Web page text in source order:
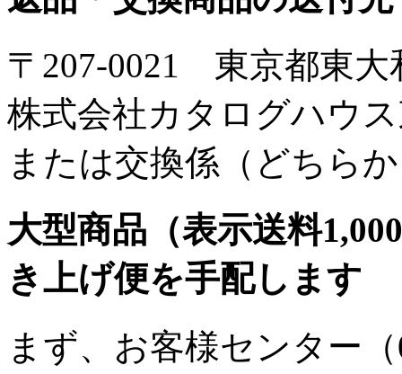
〒207-0021 東京都東大
株式会社カタログハウ
または交換係（どちら
大型商品（表示送料
き上げ便を手配します
まず、お客様センター